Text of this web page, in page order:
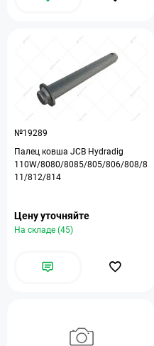
№19289
Палец ковша JCB Hydradig
110W/8080/8085/805/806/808/8
11/812/814
Цену уточняйте
На складе (45)